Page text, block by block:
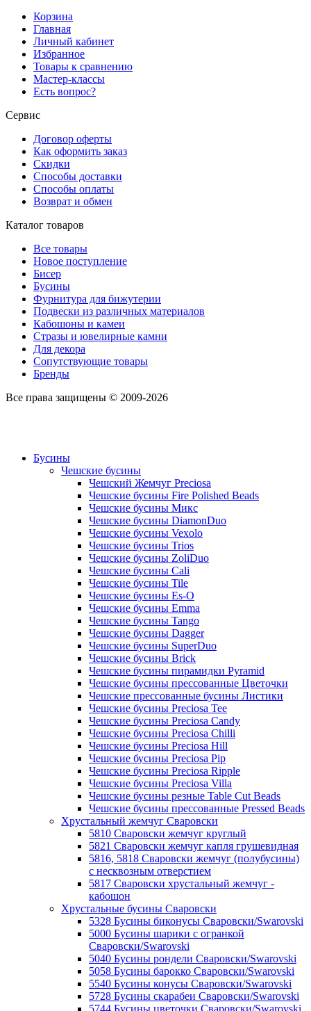
Корзина
Главная
Личный кабинет
Избранное
Товары к сравнению
Мастер-классы
Есть вопрос?
Сервис
Договор оферты
Как оформить заказ
Скидки
Способы доставки
Способы оплаты
Возврат и обмен
Каталог товаров
Все товары
Новое поступление
Бисер
Бусины
Фурнитура для бижутерии
Подвески из различных материалов
Кабошоны и камеи
Стразы и ювелирные камни
Для декора
Сопутствующие товары
Бренды
Все права защищены © 2009-2026
Бусины
Чешские бусины
Чешский Жемчуг Preciosa
Чешские бусины Fire Polished Beads
Чешские бусины Микс
Чешские бусины DiamonDuo
Чешские бусины Vexolo
Чешские бусины Trios
Чешские бусины ZoliDuo
Чешские бусины Cali
Чешские бусины Tile
Чешские бусины Es-O
Чешские бусины Emma
Чешские бусины Tango
Чешские бусины Dagger
Чешские бусины SuperDuo
Чешские бусины Brick
Чешские бусины пирамидки Pyramid
Чешские бусины прессованные Цветочки
Чешские прессованные бусины Листики
Чешские бусины Preciosa Tee
Чешские бусины Preciosa Candy
Чешские бусины Preciosa Chilli
Чешские бусины Preciosa Hill
Чешские бусины Preciosa Pip
Чешские бусины Preciosa Ripple
Чешские бусины Preciosa Villa
Чешские бусины резные Table Cut Beads
Чешские бусины прессованные Pressed Beads
Хрустальный жемчуг Сваровски
5810 Сваровски жемчуг круглый
5821 Сваровски жемчуг капля грушевидная
5816, 5818 Сваровски жемчуг (полубусины)
с несквозным отверстием
5817 Сваровски хрустальный жемчуг -
кабошон
Хрустальные бусины Сваровски
5328 Бусины биконусы Сваровски/Swarovski
5000 Бусины шарики с огранкой
Сваровски/Swarovski
5040 Бусины рондели Сваровски/Swarovski
5058 Бусины барокко Сваровски/Swarovski
5540 Бусины конусы Сваровски/Swarovski
5728 Бусины скарабеи Сваровски/Swarovski